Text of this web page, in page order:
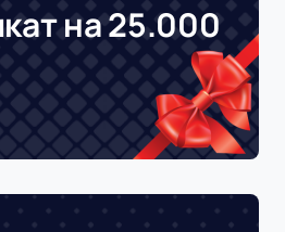
на 25.000